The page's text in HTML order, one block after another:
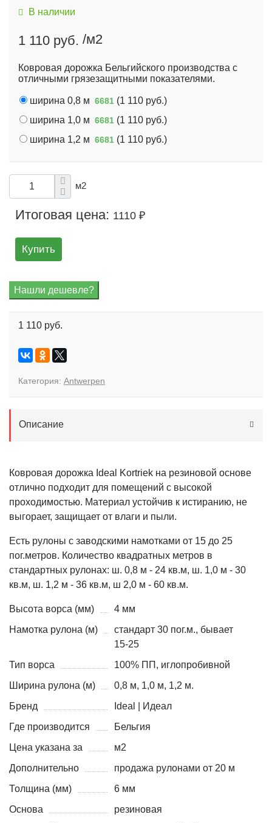
В наличии
1 110 руб. /м2
Ковровая дорожка Бельгийского производства с
отличными грязезащитными показателями.
ширина 0,8 м 6681 (1 110 руб.)
ширина 1,0 м 6681 (1 110 руб.)
ширина 1,2 м 6681 (1 110 руб.)
м2
Итоговая цена: 1110 ₽
Купить
1 110 руб.
Категория: Antwerpen
Описание
Ковровая дорожка Ideal Kortriek на резиновой основе
отлично подходит для помещений с высокой
проходимостью. Материал устойчив к истиранию, не
выгорает, защищает от влаги и пыли.
Есть рулоны с заводскими намотками от 15 до 25
пог.метров. Количество квадратных метров в
стандартных рулонах: ш. 0,8 м - 24 кв.м, ш. 1,0 м - 30
кв.м, ш. 1,2 м - 36 кв.м, ш 2,0 м - 60 кв.м.
Высота ворса (мм)
4 мм
Намотка рулона (м)
стандарт 30 пог.м., бывает
15-25
Тип ворса
100% ПП, иглопробивной
Ширина рулона (м)
0,8 м, 1,0 м, 1,2 м.
Бренд
Ideal | Идеал
Где производится
Бельгия
Цена указана за
м2
Дополнительно
продажа рулонами от 20 м
Толщина (мм)
6 мм
Основа
резиновая